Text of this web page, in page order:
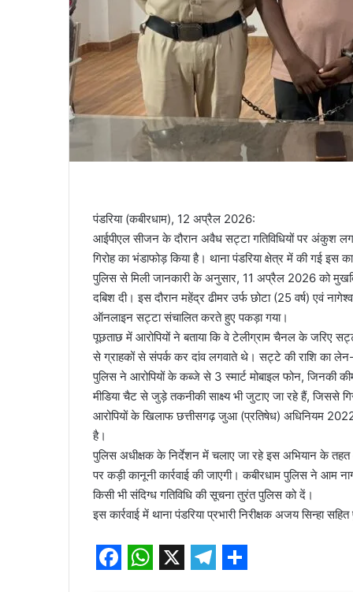
पंडरिया (कबीरधाम), 12 अप्रैल 2026:
आईपीएल सीजन के दौरान अवैध सट्टा गतिविधियों पर अंकुश
गिरोह का भंडाफोड़ किया है। थाना पंडरिया क्षेत्र में की गई इस
पुलिस से मिली जानकारी के अनुसार, 11 अप्रैल 2026 को
दबिश दी। इस दौरान महेंद्र ढीमर उर्फ छोटा (25 वर्ष) एवं
ऑनलाइन सट्टा संचालित करते हुए पकड़ा गया।
पूछताछ में आरोपियों ने बताया कि वे टेलीग्राम चैनल के जरिए
से ग्राहकों से संपर्क कर दांव लगवाते थे। सट्टे की राशि का
पुलिस ने आरोपियों के कब्जे से 3 स्मार्ट मोबाइल फोन,
मीडिया चैट से जुड़े तकनीकी साक्ष्य भी जुटाए जा रहे हैं, जिससे
आरोपियों के खिलाफ छत्तीसगढ़ जुआ (प्रतिषेध) अधिनियम
है।
पुलिस अधीक्षक के निर्देशन में चलाए जा रहे इस अभियान के तहत
पर कड़ी कानूनी कार्रवाई की जाएगी। कबीरधाम पुलिस ने
किसी भी संदिग्ध गतिविधि की सूचना तुरंत पुलिस को दें।
इस कार्रवाई में थाना पंडरिया प्रभारी निरीक्षक अजय सिन्हा